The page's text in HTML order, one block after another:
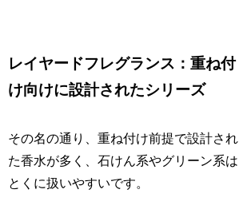
レイヤードフレグランス：重ね付
け向けに設計されたシリーズ
その名の通り、重ね付け前提で設計され
た香水が多く、石けん系やグリーン系は
とくに扱いやすいです。